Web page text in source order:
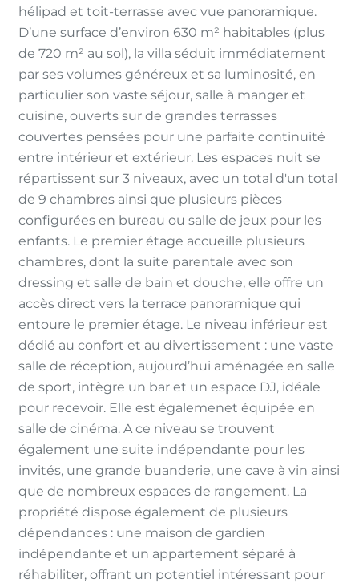
hélipad et toit-terrasse avec vue panoramique.
D’une surface d’environ 630 m² habitables (plus
de 720 m² au sol), la villa séduit immédiatement
par ses volumes généreux et sa luminosité, en
particulier son vaste séjour, salle à manger et
cuisine, ouverts sur de grandes terrasses
couvertes pensées pour une parfaite continuité
entre intérieur et extérieur. Les espaces nuit se
répartissent sur 3 niveaux, avec un total d'un total
de 9 chambres ainsi que plusieurs pièces
configurées en bureau ou salle de jeux pour les
enfants. Le premier étage accueille plusieurs
chambres, dont la suite parentale avec son
dressing et salle de bain et douche, elle offre un
accès direct vers la terrace panoramique qui
entoure le premier étage. Le niveau inférieur est
dédié au confort et au divertissement : une vaste
salle de réception, aujourd’hui aménagée en salle
de sport, intègre un bar et un espace DJ, idéale
pour recevoir. Elle est égalemenet équipée en
salle de cinéma. A ce niveau se trouvent
également une suite indépendante pour les
invités, une grande buanderie, une cave à vin ainsi
que de nombreux espaces de rangement. La
propriété dispose également de plusieurs
dépendances : une maison de gardien
indépendante et un appartement séparé à
réhabiliter, offrant un potentiel intéressant pour